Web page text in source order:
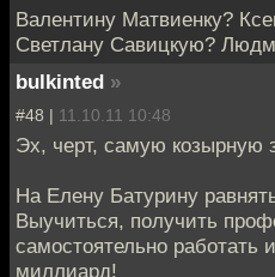
Валентину Матвиенку?
Светлану Савицкую?
bulkinted »
#48 | 11.10.11 10:48
Эх, черт, самую козырную
На Елену Батурину
Выучиться, получить
самостоятельно работать
миллиард!